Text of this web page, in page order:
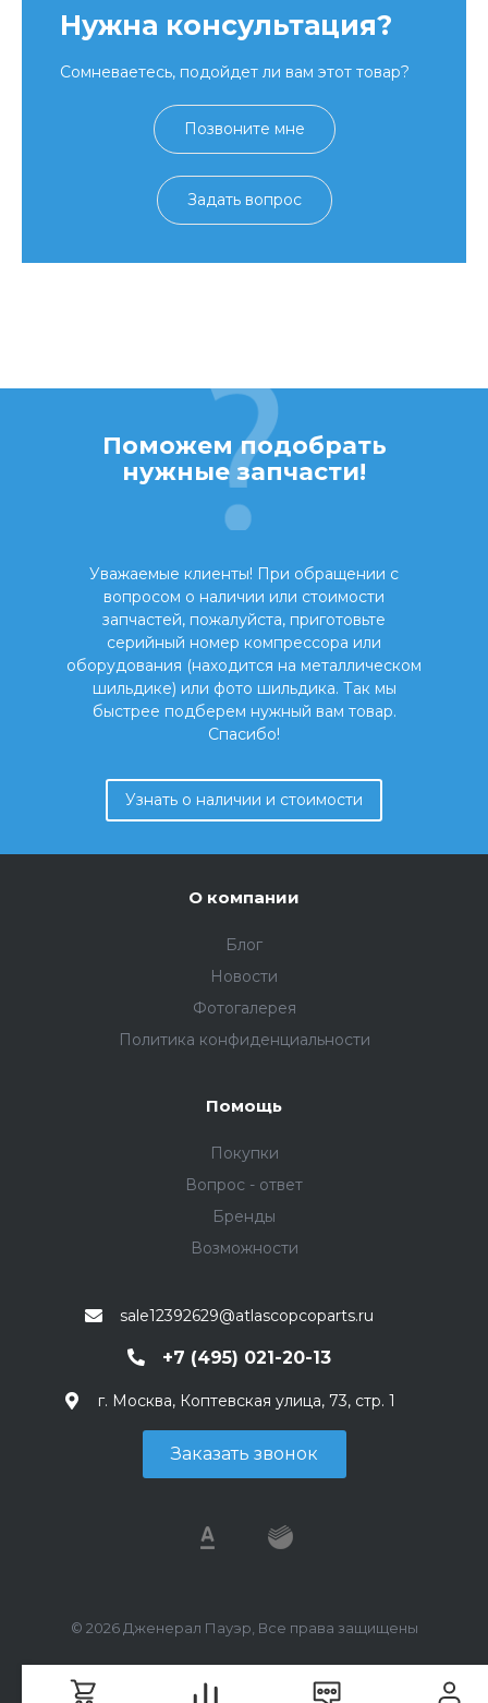
Нужна консультация?
Сомневаетесь, подойдет ли вам этот товар?
Позвоните мне
Задать вопрос
Поможем подобрать
нужные запчасти!
Уважаемые клиенты! При обращении с
вопросом о наличии или стоимости
запчастей, пожалуйста, приготовьте
серийный номер компрессора или
оборудования (находится на металлическом
шильдике) или фото шильдика. Так мы
быстрее подберем нужный вам товар.
Спасибо!
Узнать о наличии и стоимости
О компании
Блог
Новости
Фотогалерея
Политика конфиденциальности
Помощь
Покупки
Вопрос - ответ
Бренды
Возможности
sale12392629@atlascopcoparts.ru
+7 (495) 021-20-13
г. Москва, Коптевская улица, 73, стр. 1
Заказать звонок
© 2026 Дженерал Пауэр, Все права защищены